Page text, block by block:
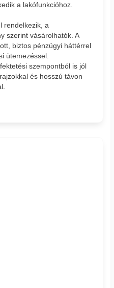
a lakófunkcióhoz.
rendelkezik, a
szerint vásárolhatók. A
biztos pénzügyi háttérrel
ütemezéssel.
szempontból is jól
és hosszú távon